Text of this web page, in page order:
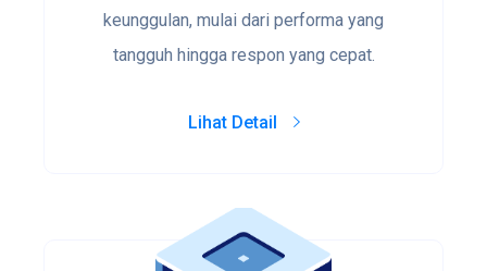
keunggulan, mulai dari performa yang
tangguh hingga respon yang cepat.
Lihat Detail